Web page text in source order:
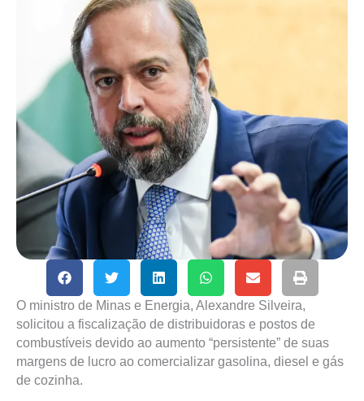
O ministro de Minas e Energia, Alexandre Silveira,
solicitou a fiscalização de distribuidoras e postos de
combustíveis devido ao aumento “persistente” de suas
margens de lucro ao comercializar gasolina, diesel e gás
de cozinha.